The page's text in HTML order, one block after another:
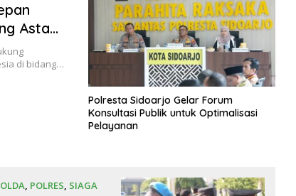
Asta
di bidang…
Polresta Sidoarjo Gelar Forum
Konsultasi Publik untuk Optimalisasi
Pelayanan
, POLRES, SIAGA